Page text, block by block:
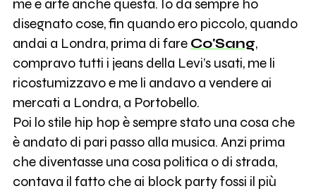
me è arte anche questa. Io da sempre ho
disegnato cose, fin quando ero piccolo, quando
andai a Londra, prima di fare Co'Sang,
compravo tutti i jeans della Levi’s usati, me li
ricostumizzavo e me li andavo a vendere ai
mercati a Londra, a Portobello.
Poi lo stile hip hop è sempre stato una cosa che
è andato di pari passo alla musica. Anzi prima
che diventasse una cosa politica o di strada,
contava il fatto che ai block party fossi il più